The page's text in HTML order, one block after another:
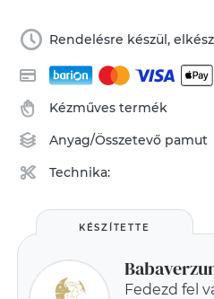
Rendelésre készül,
Kézműves termék
Anyag/Összetevő pamut
Technika:
KÉSZÍTETTE
Fedezd fel